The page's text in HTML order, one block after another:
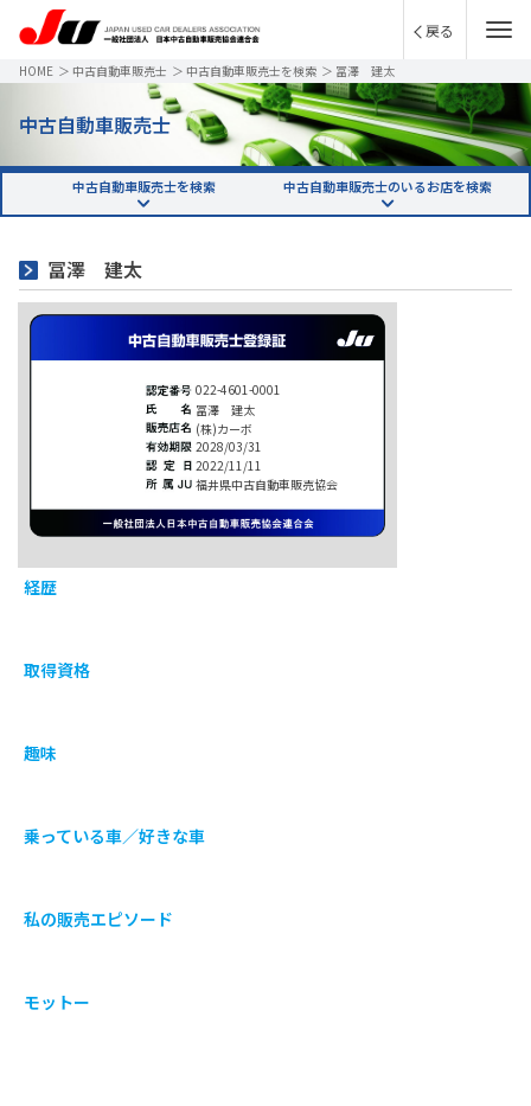
戻る
HOME ＞ 中古自動車販売士 ＞ 中古自動車販売士を検索 ＞ 冨澤 建太
中古自動車販売士
中古自動車販売士を検索 中古自動車販売士のいるお店を検索
冨澤 建太
022-4601-0001
冨澤 建太
(株)カーボ
2028/03/31
2022/11/11
福井県中古自動車販売協会
経歴
取得資格
趣味
乗っている車／好きな車
私の販売エピソード
モットー